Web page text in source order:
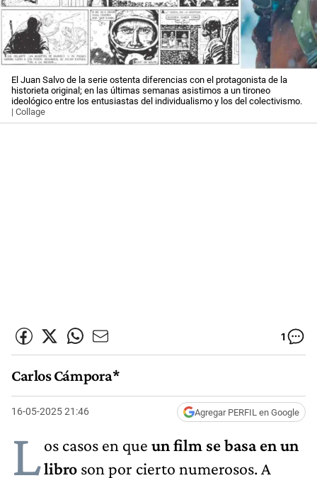
El Juan Salvo de la serie ostenta diferencias con el protagonista de la
historieta original; en las últimas semanas asistimos a un tironeo
ideológico entre los entusiastas del individualismo y los del colectivismo.
| Collage
1
Carlos Cámpora*
16-05-2025 21:46 Agregar PERFIL en Google
Los casos en que un film se basa en un
libro son por cierto numerosos. A